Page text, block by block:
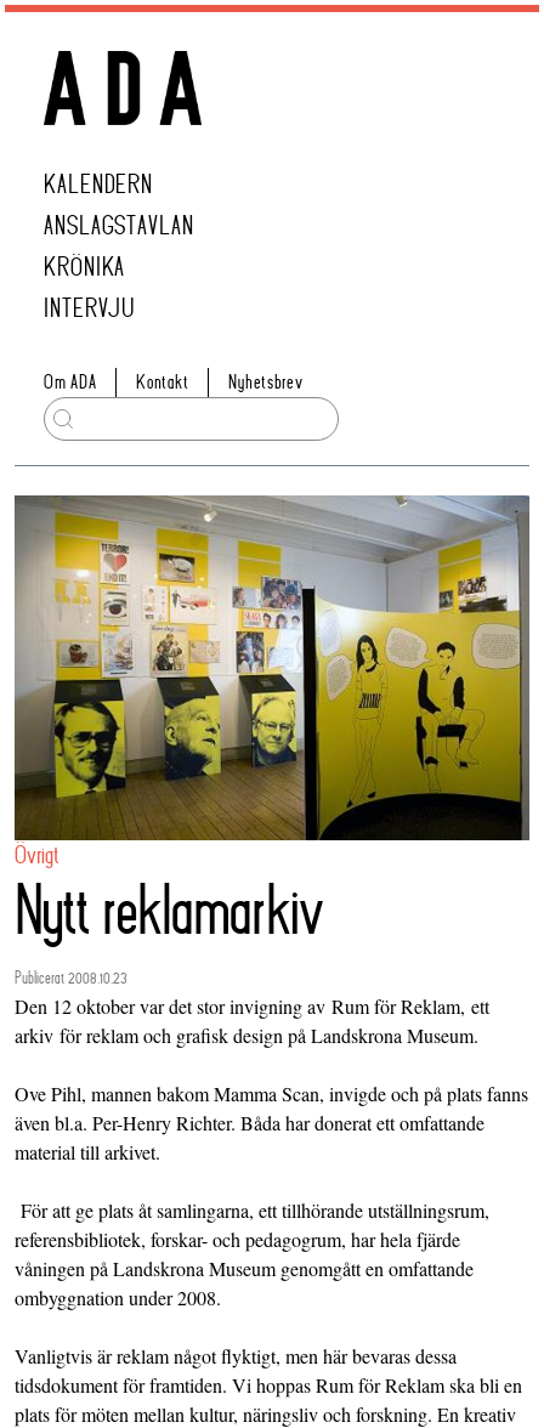
KALENDERN
ANSLAGSTAVLAN
KRÖNIKA
INTERVJU
Om ADA Kontakt Nyhetsbrev
Övrigt
Nytt reklamarkiv
Publicerat 2008.10.23
Den 12 oktober var det stor invigning av Rum för Reklam, ett
arkiv för reklam och grafisk design på Landskrona Museum.
Ove Pihl, mannen bakom Mamma Scan, invigde och på plats fanns
även bl.a. Per-Henry Richter. Båda har donerat ett omfattande
material till arkivet.
För att ge plats åt samlingarna, ett tillhörande utställningsrum,
referensbibliotek, forskar- och pedagogrum, har hela fjärde
våningen på Landskrona Museum genomgått en omfattande
ombyggnation under 2008.
Vanligtvis är reklam något flyktigt, men här bevaras dessa
tidsdokument för framtiden. Vi hoppas Rum för Reklam ska bli en
plats för möten mellan kultur, näringsliv och forskning. En kreativ